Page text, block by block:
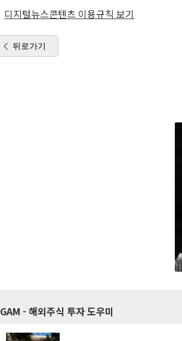
디지털뉴스콘텐츠 이용규칙 보기
뒤로가기
GAM - 해외주식 투자 도우미